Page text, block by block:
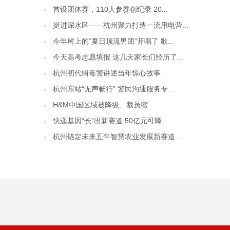
首设团体赛，110人参赛创纪录 20...
挺进深水区——杭州聚力打造一流用电营...
今年树上的“夏日顶流男团”开唱了 歌...
今天高考志愿填报 这几天家长们经历了...
杭州初代缉毒警讲述当年惊心故事
杭州东站“无声畅行” 警民沟通服务专...
H&M中国区域被降级、裁员缩...
快递基因“长”出新赛道 50亿元可降...
杭州锚定未来五年智慧农业发展新赛道 ...